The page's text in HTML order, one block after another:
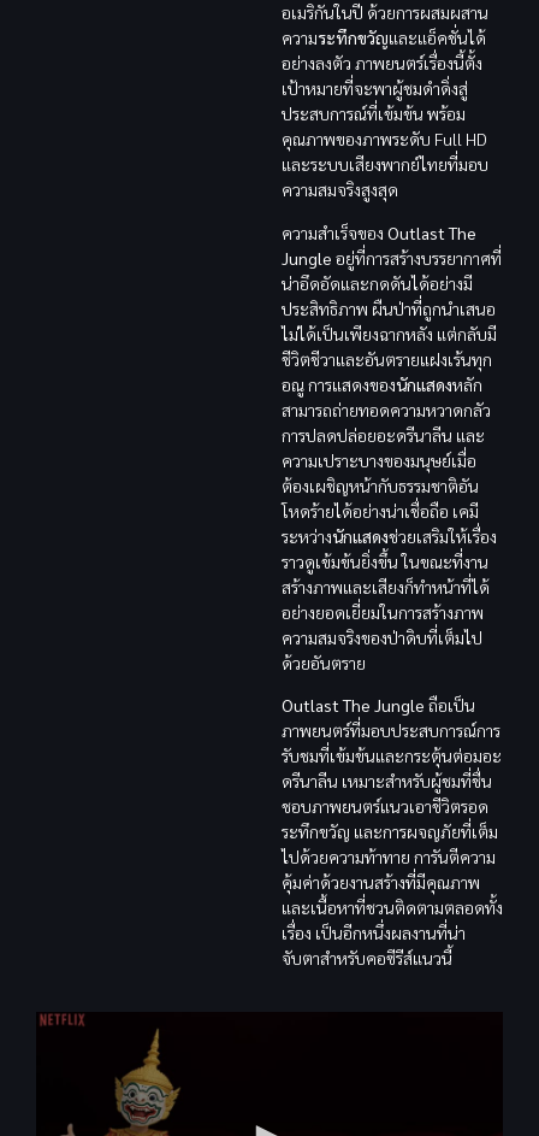
อเมริกันในปี ด้วยการผสมผสาน
ความระทึกขวัญและแอ็คชั่นได้
อย่างลงตัว ภาพยนตร์เรื่องนี้ตั้ง
เป้าหมายที่จะพาผู้ชมดำดิ่งสู่
ประสบการณ์ที่เข้มข้น พร้อม
คุณภาพของภาพระดับ Full HD
และระบบเสียงพากย์ไทยที่มอบ
ความสมจริงสูงสุด
ความสำเร็จของ Outlast The
Jungle อยู่ที่การสร้างบรรยากาศที่
น่าอึดอัดและกดดันได้อย่างมี
ประสิทธิภาพ ผืนป่าที่ถูกนำเสนอ
ไม่ได้เป็นเพียงฉากหลัง แต่กลับมี
ชีวิตชีวาและอันตรายแฝงเร้นทุก
อณู การแสดงของนักแสดงหลัก
สามารถถ่ายทอดความหวาดกลัว
การปลดปล่อยอะดรีนาลีน และ
ความเปราะบางของมนุษย์เมื่อ
ต้องเผชิญหน้ากับธรรมชาติอัน
โหดร้ายได้อย่างน่าเชื่อถือ เคมี
ระหว่างนักแสดงช่วยเสริมให้เรื่อง
ราวดูเข้มข้นยิ่งขึ้น ในขณะที่งาน
สร้างภาพและเสียงก็ทำหน้าที่ได้
อย่างยอดเยี่ยมในการสร้างภาพ
ความสมจริงของป่าดิบที่เต็มไป
ด้วยอันตราย
Outlast The Jungle ถือเป็น
ภาพยนตร์ที่มอบประสบการณ์การ
รับชมที่เข้มข้นและกระตุ้นต่อมอะ
ดรีนาลีน เหมาะสำหรับผู้ชมที่ชื่น
ชอบภาพยนตร์แนวเอาชีวิตรอด
ระทึกขวัญ และการผจญภัยที่เต็ม
ไปด้วยความท้าทาย การันตีความ
คุ้มค่าด้วยงานสร้างที่มีคุณภาพ
และเนื้อหาที่ชวนติดตามตลอดทั้ง
เรื่อง เป็นอีกหนึ่งผลงานที่น่า
จับตาสำหรับคอซีรีส์แนวนี้